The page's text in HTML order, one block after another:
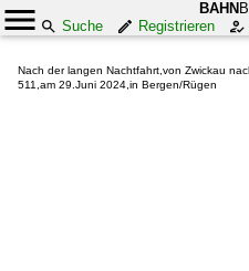
BAHN
Suche
Registrieren
Nach der langen Nachtfahrt,von Zwickau
511,am 29.Juni 2024,in Bergen/Rügen